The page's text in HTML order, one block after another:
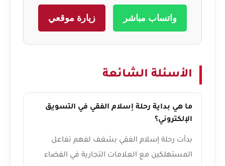
واتساب مباشر زيارة موقعي
الأسئلة الشائعة
ما هي بداية رحلة إسلام الفقي في التسويق
الإلكتروني؟
بدأت رحلة إسلام الفقي بشغف لفهم تفاعل
المستهلكين مع العلامات التجارية في الفضاء